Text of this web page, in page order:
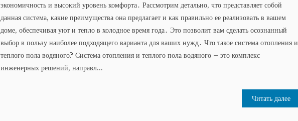
экономичность и высокий уровень комфорта․ Рассмотрим детально, что представляет собой
данная система, какие преимущества она предлагает и как правильно ее реализовать в вашем
доме, обеспечивая уют и тепло в холодное время года․ Это позволит вам сделать осознанный
выбор в пользу наиболее подходящего варианта для ваших нужд․ Что такое система отопления и
теплого пола водяного? Система отопления и теплого пола водяного – это комплекс
инженерных решений, направл...
Читать далее